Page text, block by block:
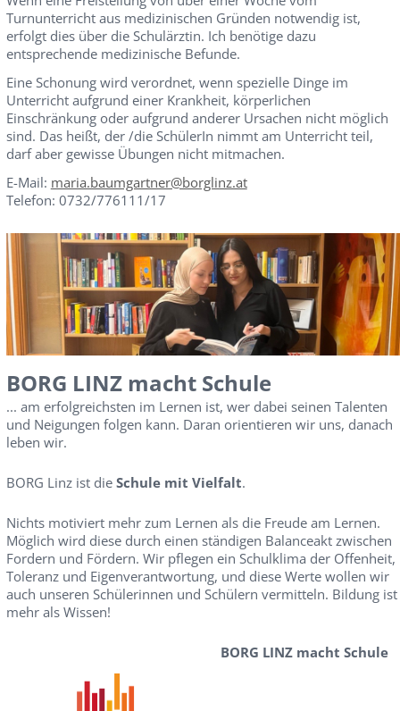
Turnunterricht aus medizinischen Gründen notwendig ist,
erfolgt dies über die Schulärztin. Ich benötige dazu
entsprechende medizinische Befunde.
Eine Schonung wird verordnet, wenn spezielle Dinge im
Unterricht aufgrund einer Krankheit, körperlichen
Einschränkung oder aufgrund anderer Ursachen nicht möglich
sind. Das heißt, der /die SchülerIn nimmt am Unterricht teil,
darf aber gewisse Übungen nicht mitmachen.
E-Mail: maria.baumgartner@borglinz.at
Telefon: 0732/776111/17
BORG LINZ macht Schule
... am erfolgreichsten im Lernen ist, wer dabei seinen Talenten
und Neigungen folgen kann. Daran orientieren wir uns, danach
leben wir.
BORG Linz ist die Schule mit Vielfalt.
Nichts motiviert mehr zum Lernen als die Freude am Lernen.
Möglich wird diese durch einen ständigen Balanceakt zwischen
Fordern und Fördern. Wir pflegen ein Schulklima der Offenheit,
Toleranz und Eigenverantwortung, und diese Werte wollen wir
auch unseren Schülerinnen und Schülern vermitteln. Bildung ist
mehr als Wissen!
BORG LINZ macht Schule